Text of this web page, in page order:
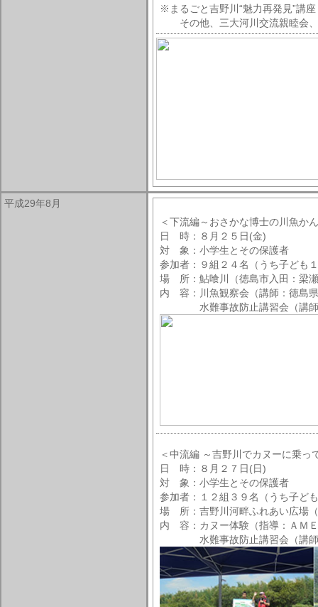
※まるごと吉野川“魅力再発見”講
その他、三大河川交流親睦会、
平成29年8月
＜下流編～おさかな博士の川魚か
日 時：８月２５日(金)
対 象：小学生とその保護者
参加者：９組２４名（うち子ども
場 所：鮎喰川（徳島市入田：梁
内 容：川魚観察会（講師：徳島
水難事故防止講習会（講師：
＜中流編 ～吉野川でカヌーに乗っ
日 時：８月２７日(日)
対 象：小学生とその保護者
参加者：１２組３９名（うち子ど
場 所：吉野川河畔ふれあい広場
内 容：カヌー体験（指導：ＡＭ
水難事故防止講習会（講師：